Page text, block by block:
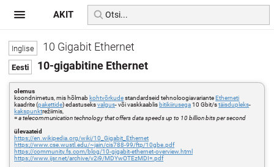
10 Gigabit Ethernet
10-gigabitine Ethernet
olemus
koondnimetus, mis hõlmab kohtvõrkudestandardseid tehnoloogiavarianteEtherneti
kaadrite (pakettide) edastuseksvalgus- või vaskkaablis bitikiirusega10 Gbit/stäisdupleks-
kakspunktrežiimis,
=a telecommunication technology that offers data speeds up to 10 billion bits per second
ülevaateid
https://en.wikipedia.org/wiki/10_Gigabit_Ethernet
https://www.cse.wustl.edu/~jain/cis788-99/ftp/10gbe.pdf
https://community.fs.com/blog/10-gigabit-ethernet-overview.html
https://www.ijsr.net/archive/v2i9/MDYwOTEzMDI=.pdf
AKIT